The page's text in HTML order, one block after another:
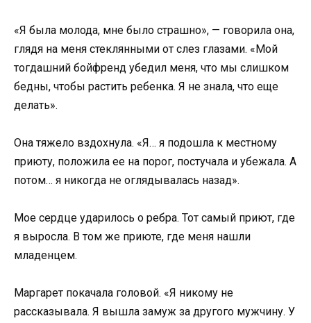
«Я была молода, мне было страшно», — говорила она,
глядя на меня стеклянными от слез глазами. «Мой
тогдашний бойфренд убедил меня, что мы слишком
бедны, чтобы растить ребенка. Я не знала, что еще
делать».
Она тяжело вздохнула. «Я… я подошла к местному
приюту, положила ее на порог, постучала и убежала. А
потом… я никогда не оглядывалась назад».
Мое сердце ударилось о ребра. Тот самый приют, где
я выросла. В том же приюте, где меня нашли
младенцем.
Маргарет покачала головой. «Я никому не
рассказывала. Я вышла замуж за другого мужчину. У